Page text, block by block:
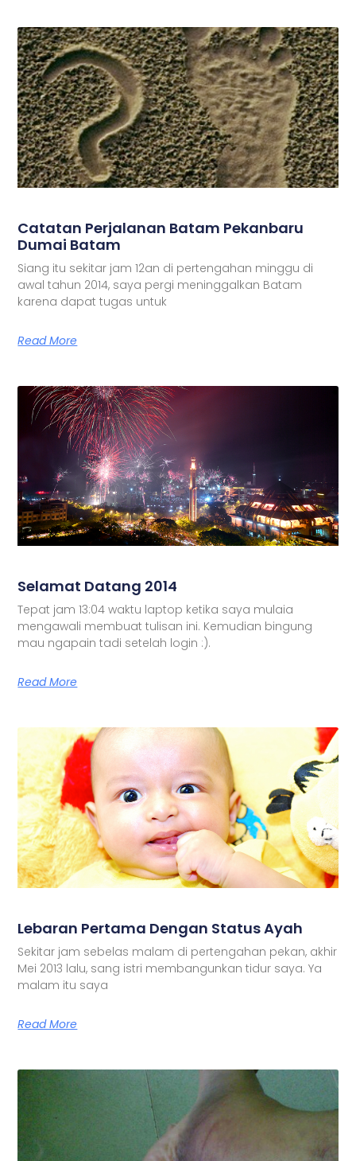
Catatan Perjalanan Batam Pekanbaru
Dumai Batam
Siang itu sekitar jam 12an di pertengahan minggu di
awal tahun 2014, saya pergi meninggalkan Batam
karena dapat tugas untuk
Read More
Selamat Datang 2014
Tepat jam 13:04 waktu laptop ketika saya mulaia
mengawali membuat tulisan ini. Kemudian bingung
mau ngapain tadi setelah login :).
Read More
Lebaran Pertama Dengan Status Ayah
Sekitar jam sebelas malam di pertengahan pekan, akhir
Mei 2013 lalu, sang istri membangunkan tidur saya. Ya
malam itu saya
Read More